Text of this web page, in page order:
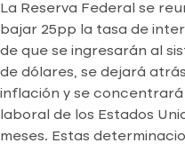
La Reserva Federal se
bajar 25pp la tasa de
de que se ingresarán al
de dólares, se dejará
inflación y se
laboral de los Estados
meses. Estas